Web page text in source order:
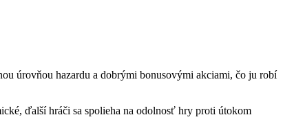
úrovňou hazardu a dobrými bonusovými akciami, čo ju robí
ďalší hráči sa spolieha na odolnosť hry proti útokom